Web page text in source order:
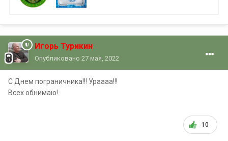
Игорь Турикин
Опубликовано 27 мая, 2022
С Днем пограничника!!! Ураааа!!!
Всех обнимаю!
10